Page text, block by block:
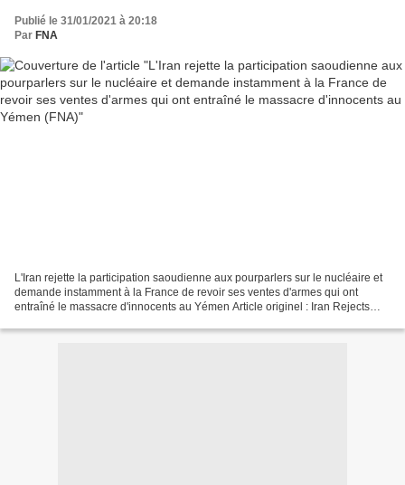
d'armes qui ont entraîné le massacre
d'innocents au Yémen (FNA)
Publié le 31/01/2021 à 20:18
Par FNA
L'Iran rejette la participation saoudienne aux pourparlers sur le nucléaire et
demande instamment à la France de revoir ses ventes d'armes qui ont
entraîné le massacre d'innocents au Yémen Article originel : Iran Rejects